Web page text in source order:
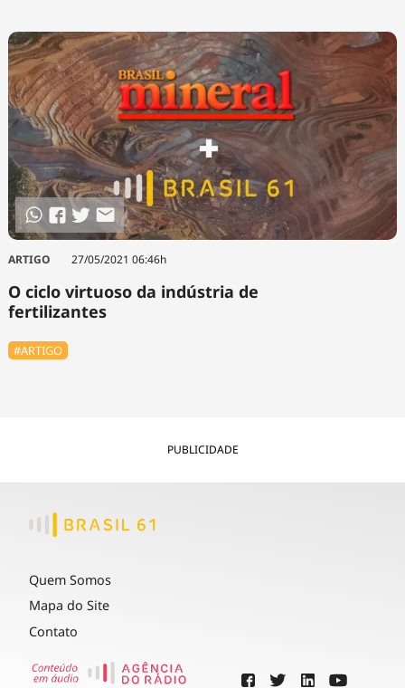
ARTIGO 27/05/2021 06:46h
O ciclo virtuoso da indústria de
fertilizantes
#ARTIGO
PUBLICIDADE
Quem Somos
Mapa do Site
Contato